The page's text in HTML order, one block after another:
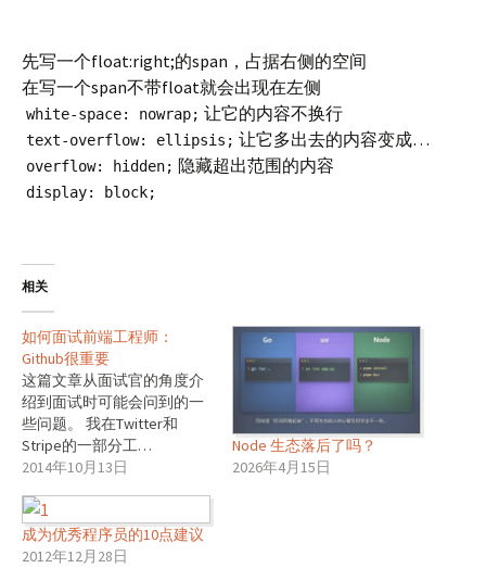
先写一个float:right;的span，占据右侧的空间
在写一个span不带float就会出现在左侧
white-space: nowrap; 让它的内容不换行
text-overflow: ellipsis; 让它多出去的内容变成…
overflow: hidden; 隐藏超出范围的内容
display: block;
相关
如何面试前端工程师：
Github很重要
这篇文章从面试官的角度介
绍到面试时可能会问到的一
些问题。 我在Twitter和
Stripe的一部分工…
2014年10月13日
Node 生态落后了吗？
2026年4月15日
成为优秀程序员的10点建议
2012年12月28日